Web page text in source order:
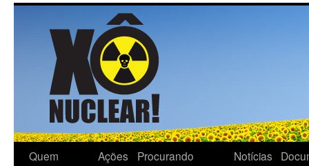
Quem
Ações
Procurando
Notícias